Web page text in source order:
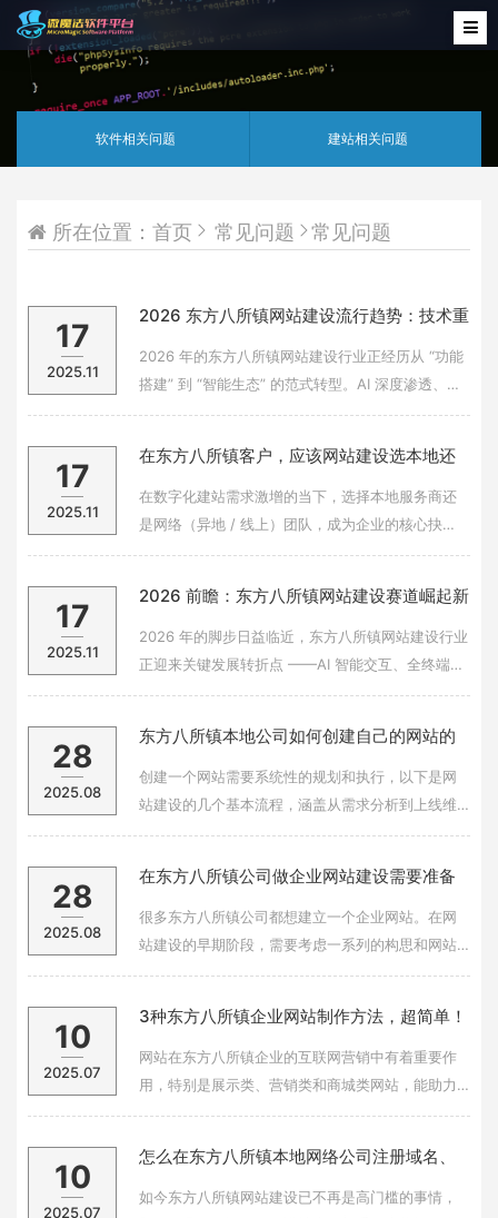
软件相关问题 建站相关问题
所在位置： 首页 常见问题 常见问题
2026 东方八所镇网站建设流行趋势：技术重
构与体验革命
17
2025.11
2026 年的东方八所镇网站建设行业正经历从 “功能
搭建” 到 “智能生态” 的范式转型。AI 深度渗透、三
维交互普及、跨端体验升级等趋势，推动建站服务
数字化竞争的核心抓手。AI 驱动的智能交互成为标
配。集成 TensorF
在东方八所镇客户，应该网站建设选本地还
是网络上的网站建设公司？优缺点全解析
17
2025.11
在数字化建站需求激增的当下，选择本地服务商还
是网络（异地 / 线上）团队，成为企业的核心抉
择。两者各有优劣，需结合业务需求精准匹配。本
能减少需求偏差，快速响应调整，尤其适合需频繁
对接的项目。本地团队深谙区域市场特性，可融入
2026 前瞻：东方八所镇网站建设赛道崛起新
势力，前沿技术赋能下的品牌优选
17
2025.11
2026 年的脚步日益临近，东方八所镇网站建设行业
正迎来关键发展转折点 ——AI 智能交互、全终端跨
端适配、数据驱动决策等前沿技术加速渗透市场，
求愈发严苛。在此背景下，一批兼具创新魄力与市
场洞察力的新兴黑马企业强
东方八所镇本地公司如何创建自己的网站的
步骤和方法
28
2025.08
创建一个网站需要系统性的规划和执行，以下是网
站建设的几个基本流程，涵盖从需求分析到上线维
护的完整周期：1. 明确网站目标与需求分析核心目
等）、目标用户群体及核心功能（如在线下单、会
员系统、互动沟通）。需求文档：梳理具体需求，
例如页
在东方八所镇公司做企业网站建设需要准备
什么前期工作？
28
2025.08
很多东方八所镇公司都想建立一个企业网站。在网
站建设的早期阶段，需要考虑一系列的构思和网站
布局设计。如前期做好网站架建的构思的话、网站
包括那些流程呢？一、网站定位：不同行业的商业
网站可以有不同的类型和风格。 企业网站建设的目
标
3种东方八所镇企业网站制作方法，超简单！
10
2025.07
网站在东方八所镇企业的互联网营销中有着重要作
用，特别是展示类、营销类和商城类网站，能助力
商家引流获客、提高转化。其实，制作这些网站并
以这 3 种网站为例，教你企业网站的制作方法：1、
展示网站制作首先，要找一个合适且靠谱的建站
怎么在东方八所镇本地网络公司注册域名、
建立网站？
10
2025.07
如今东方八所镇网站建设已不再是高门槛的事情，